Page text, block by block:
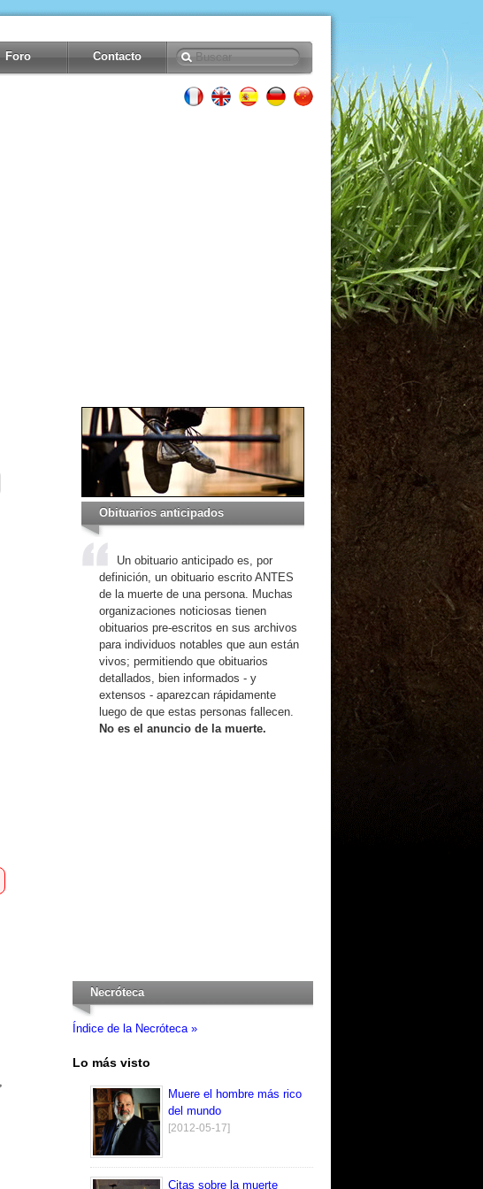
Foro Contacto
Obituarios anticipados
Un obituario anticipado es, por
definición, un obituario escrito ANTES
de la muerte de una persona. Muchas
organizaciones noticiosas tienen
obituarios pre-escritos en sus archivos
para individuos notables que aun están
vivos; permitiendo que obituarios
detallados, bien informados - y
extensos - aparezcan rápidamente
luego de que estas personas fallecen.
No es el anuncio de la muerte.
Necróteca
Índice de la Necróteca »
Lo más visto
Muere el hombre más rico
del mundo
[2012-05-17]
Citas sobre la muerte